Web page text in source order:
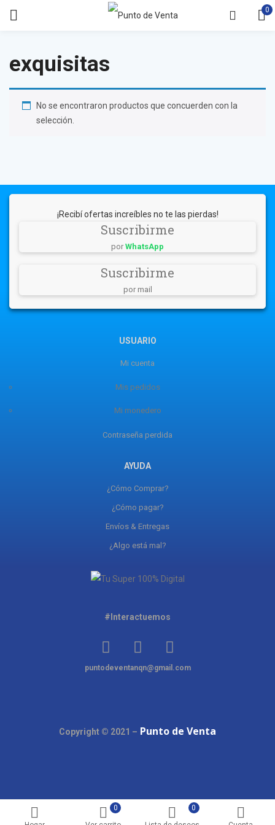
0
0
0
exquisitas
No se encontraron productos que concuerden con la
selección.
¡Recibí ofertas increíbles no te las pierdas!
Suscribirme
por WhatsApp
Suscribirme
por mail
USUARIO
Mi cuenta
Mis pedidos
Mi monedero
Contraseña perdida
AYUDA
¿Cómo Comprar?
¿Cómo pagar?
Envíos & Entregas
¿Algo está mal?
#Interactuemos
puntodeventanqn@gmail.com
Copyright © 2021 – Punto de Venta